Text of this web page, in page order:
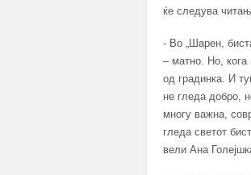
ќе следува
- Во „Шарен,
– матно. Но, кога
од градинка. И
не гледа добро,
многу важна,
гледа светот
вели Ана